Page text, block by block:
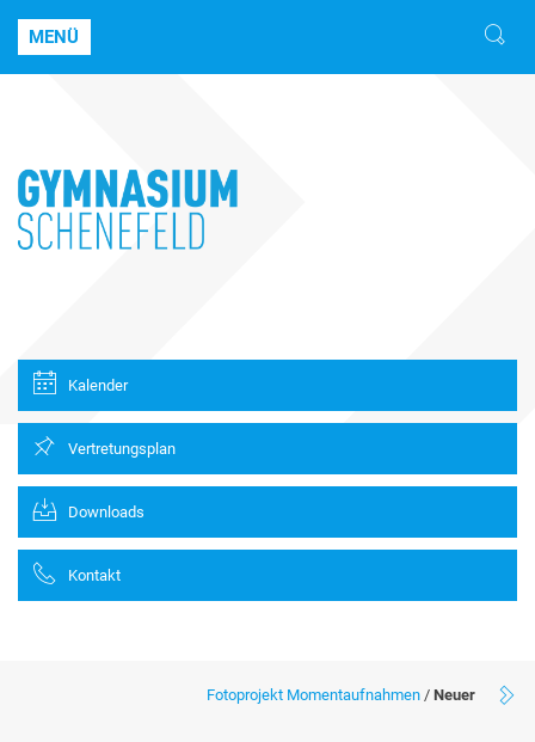
MENÜ
Kalender
Vertretungsplan
Downloads
Kontakt
Fotoprojekt Momentaufnahmen / Neuer